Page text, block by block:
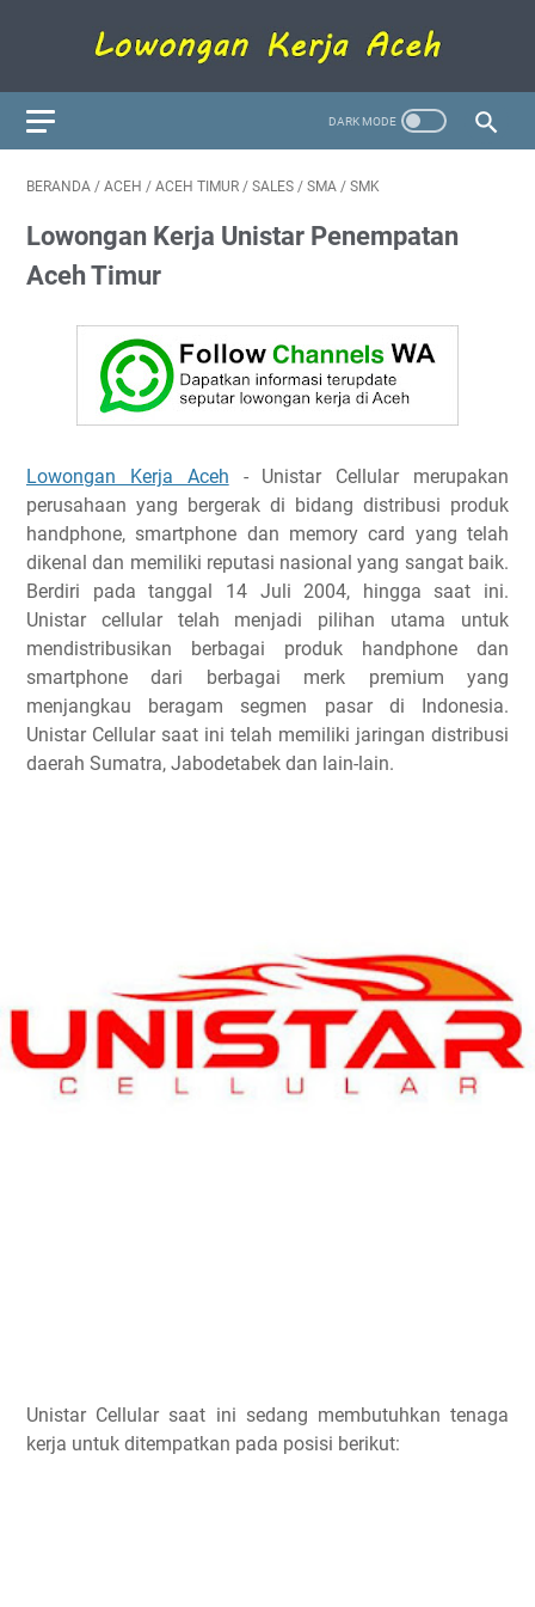
BERANDA / ACEH / ACEH TIMUR / SALES / SMA / SMK
Lowongan Kerja Unistar Penempatan
Aceh Timur
Lowongan Kerja Aceh - Unistar Cellular merupakan
perusahaan yang bergerak di bidang distribusi produk
handphone, smartphone dan memory card yang telah
dikenal dan memiliki reputasi nasional yang sangat baik.
Berdiri pada tanggal 14 Juli 2004, hingga saat ini.
Unistar cellular telah menjadi pilihan utama untuk
mendistribusikan berbagai produk handphone dan
smartphone dari berbagai merk premium yang
menjangkau beragam segmen pasar di Indonesia.
Unistar Cellular saat ini telah memiliki jaringan distribusi
daerah Sumatra, Jabodetabek dan lain-lain.
Unistar Cellular saat ini sedang membutuhkan tenaga
kerja untuk ditempatkan pada posisi berikut: